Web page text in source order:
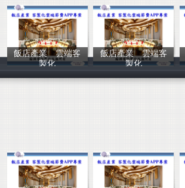
飯店產業 雲端客
製化
翰樺電信
飯店產業 雲端客
製化
翰樺電信